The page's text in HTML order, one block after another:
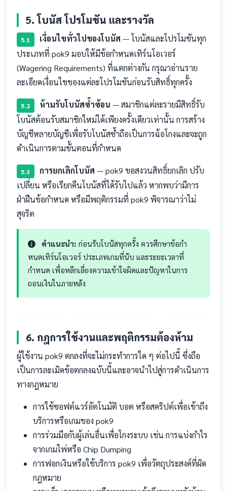
5. โบนัส โปรโมชัน และรางวัล
5.1 เงื่อนไขทั่วไปของโบนัส — โบนัสและโปรโมชันทุก
ประเภทที่ pok9 มอบให้มีข้อกำหนดเทิร์นโอเวอร์
(Wagering Requirements) ที่แตกต่างกัน กรุณาอ่านราย
ละเอียดเงื่อนไขของแต่ละโปรโมชันก่อนรับสิทธิ์ทุกครั้ง
5.2 ห้ามรับโบนัสซ้ำซ้อน — สมาชิกแต่ละรายมีสิทธิ์รับ
โบนัสต้อนรับสมาชิกใหม่ได้เพียงครั้งเดียวเท่านั้น การสร้าง
บัญชีหลายบัญชีเพื่อรับโบนัสซ้ำถือเป็นการฉ้อโกงและจะถูก
ดำเนินการตามขั้นตอนที่กำหนด
5.3 การยกเลิกโบนัส — pok9 ขอสงวนสิทธิ์ยกเลิก ปรับ
เปลี่ยน หรือเรียกคืนโบนัสที่ได้รับไปแล้ว หากพบว่ามีการ
ฝ่าฝืนข้อกำหนด หรือมีพฤติกรรมที่ pok9 พิจารณาว่าไม่
สุจริต
คำแนะนำ: ก่อนรับโบนัสทุกครั้ง ควรศึกษาข้อกำ
หนดเทิร์นโอเวอร์ ประเภทเกมที่นับ และระยะเวลาที่
กำหนด เพื่อหลีกเลี่ยงความเข้าใจผิดและปัญหาในการ
ถอนเงินในภายหลัง
6. กฎการใช้งานและพฤติกรรมต้องห้าม
ผู้ใช้งาน pok9 ตกลงที่จะไม่กระทำการใด ๆ ต่อไปนี้ ซึ่งถือ
เป็นการละเมิดข้อตกลงฉบับนี้และอาจนำไปสู่การดำเนินการ
ทางกฎหมาย
การใช้ซอฟต์แวร์อัตโนมัติ บอต หรือสคริปต์เพื่อเข้าถึง
บริการหรือเกมของ pok9
การร่วมมือกับผู้เล่นอื่นเพื่อโกงระบบ เช่น การแบ่งกำไร
จากเกมไพ่หรือ Chip Dumping
การฟอกเงินหรือใช้บริการ pok9 เพื่อวัตถุประสงค์ที่ผิด
กฎหมาย